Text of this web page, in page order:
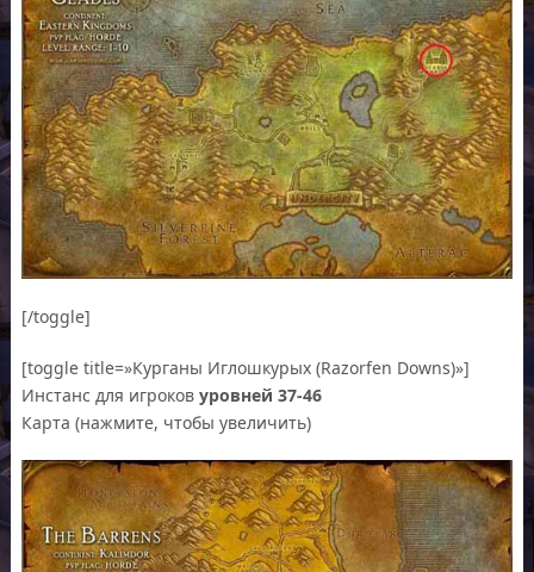
[/toggle]
[toggle title=»Курганы Иглошкурых (Razorfen Downs)»]
Инстанс для игроковуровней 37-46
Карта (нажмите, чтобы увеличить)